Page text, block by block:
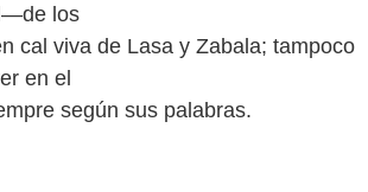
los
cal viva de Lasa y Zabala; tampoco
en el
según sus palabras.